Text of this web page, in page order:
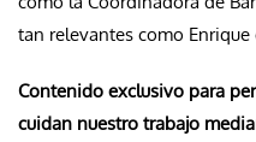
tan relevantes como Enrique
Contenido exclusivo para
cuidan nuestro trabajo